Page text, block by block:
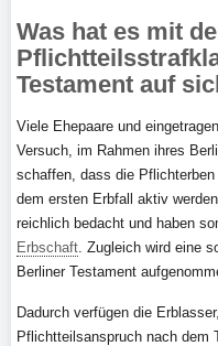
Was hat es mit
Testament auf
Viele Ehepaare und
Versuch, im Rahmen ihres
schaffen, dass die
dem ersten Erbfall aktiv
reichlich bedacht und haben
Erbschaft. Zugleich wird eine
Berliner Testament
Dadurch verfügen die
Pflichtteilsanspruch nach dem